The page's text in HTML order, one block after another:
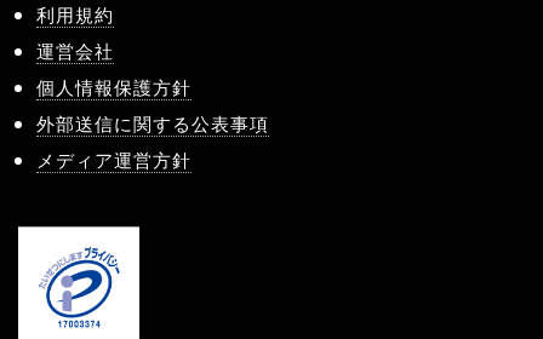
利用規約
運営会社
個人情報保護方針
外部送信に関する公表事項
メディア運営方針